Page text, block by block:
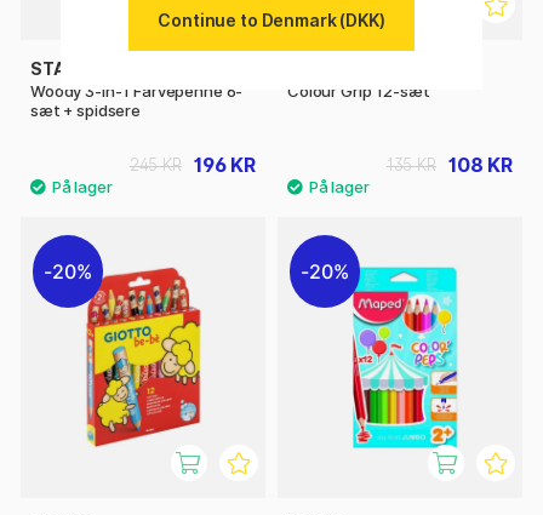
STABILO
Woody 3-in-1 Farvepenne 6-
sæt + spidsere
196 KR
245 KR
Colour Grip 12-sæt
108 KR
135 KR
20% 20%
Continue to Denmark (DKK)